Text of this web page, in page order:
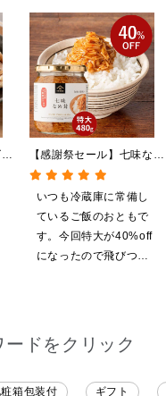
【感謝祭セール】七味なめ
茸 480g（特大）（八幡
屋礒五郎の七味唐辛子入
り）
いつも冷蔵庫に常備し
ているご飯のおともで
す。今回特大が40%off
になったので飛びつき
だくのが楽しみです
ドをクリック
箱包装付 ギフト